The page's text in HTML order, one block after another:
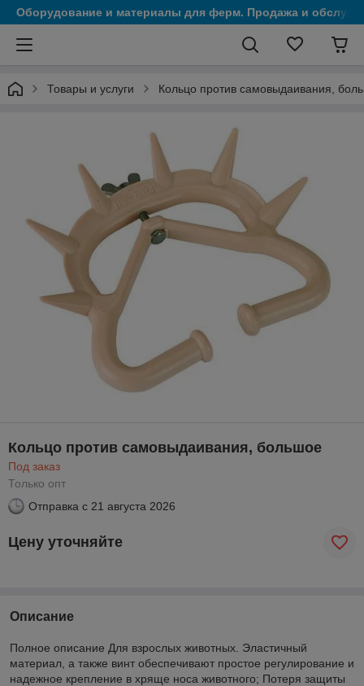
Оборудование и материалы для ферм. Продажа и
Товары и услуги Кольцо против самовыдаивания,
Кольцо против самовыдаивания, большое
Под заказ
Только опт
Отправка с 21 августа 2026
Цену уточняйте
Описание
Полное описание Для взрослых животных. Эластичный
материал, а также винт обеспечивают простое регулирование и
надежное крепление в хряще носа животного; Потеря защиты